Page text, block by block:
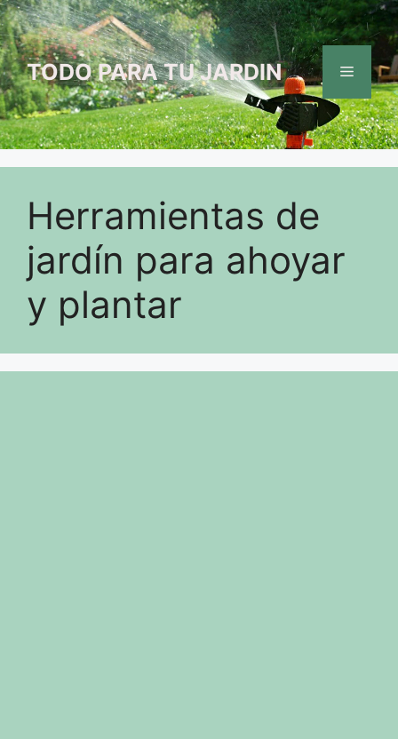
Saltar
al
contenido
TODO PARA TU JARDIN Menú
Herramientas de
jardín para ahoyar
y plantar